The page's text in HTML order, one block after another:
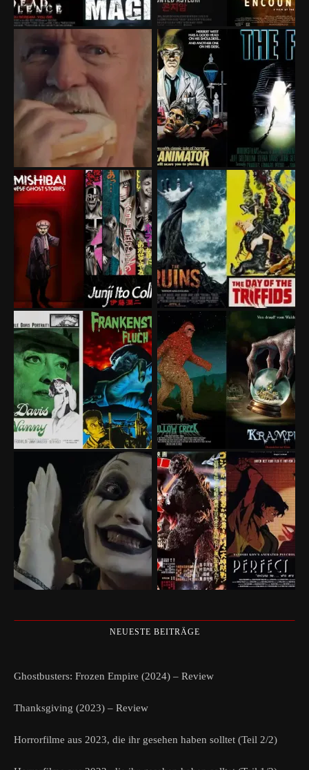
NEUESTE BEITRÄGE
Ghostbusters: Frozen Empire (2024) – Review
Thanksgiving (2023) – Review
Horrorfilme aus 2023, die ihr gesehen haben solltet (Teil 2/2)